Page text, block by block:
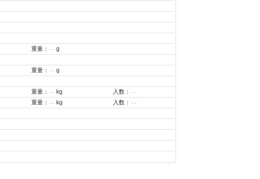
重量： - - g
重量： - - g
重量： - - kg 入数： - -
重量： - - kg 入数： - -